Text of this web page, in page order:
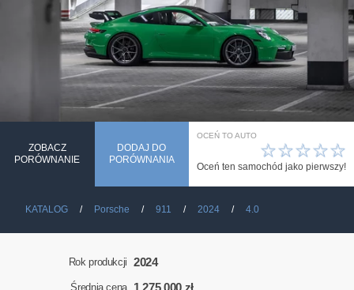
ZOBACZ
PORÓWNANIE
DODAJ DO
PORÓWNANIA
OCEŃ TO AUTO
☆
☆
☆
☆
☆
Oceń ten samochód jako pierwszy!
KATALOG Porsche 911 2024 4.0
Rok produkcji 2024
Średnia cena